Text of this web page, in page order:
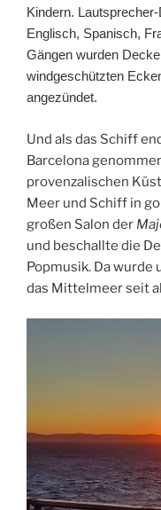
Kindern.
Englisch, Spanisch,
Gängen wurden
windgeschützten
angezündet.
Und als das Schiff
Barcelona
provenzalischen
Meer und Schiff in
großen Salon der
und beschallte die
Popmusik. Da wurde
das Mittelmeer seit